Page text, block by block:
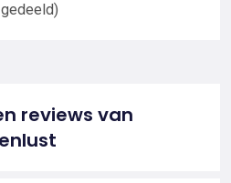
reviews van